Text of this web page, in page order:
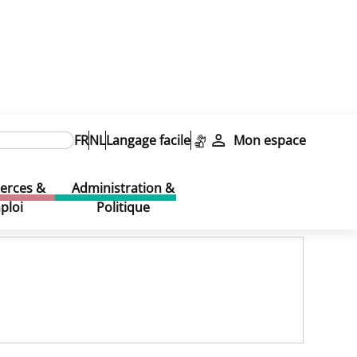
FRNLLangage facile Mon espace
&
Administration &
Politique